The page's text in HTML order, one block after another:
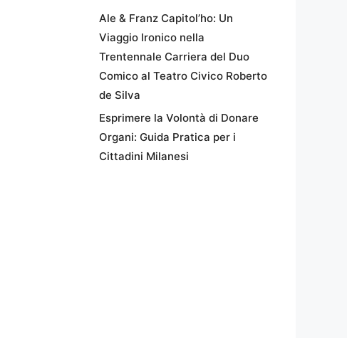
Ale & Franz Capitol’ho: Un
Viaggio Ironico nella
Trentennale Carriera del Duo
Comico al Teatro Civico Roberto
de Silva
Esprimere la Volontà di Donare
Organi: Guida Pratica per i
Cittadini Milanesi